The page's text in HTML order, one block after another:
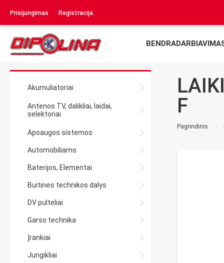
Prisijungimas Registracija
Akumuliatoriai
Antenos TV, dalikliai, laidai,
selektoriai
Apsaugos sistemos
Automobiliams
Baterijos, Elementai
Buitinės technikos dalys
DV pulteliai
Garso technika
Įrankiai
Jungikliai
F
Pagrindinis